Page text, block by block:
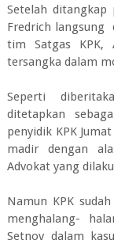
Setelah ditangkap
Fredrich langsung
tim Satgas KPK,
tersangka dalam
Seperti
ditetapkan
penyidik KPK
madir dengan
Advokat yang
Namun KPK
menghalang-
Setnov dalam